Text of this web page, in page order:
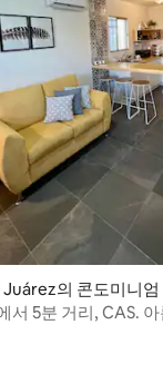
후기 195개의 콘도미니엄
서 5분 거리, CAS.